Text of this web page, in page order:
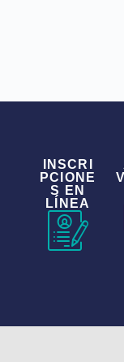
INSCRI
PCIONE
S EN
LÍNEA